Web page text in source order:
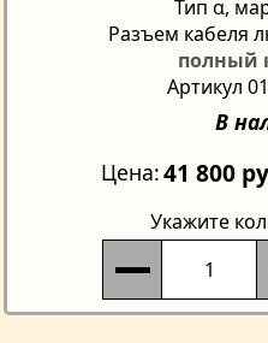
Тип α,
Разъем кабеля
полный
Артикул
В
Цена 41 800
Укажите